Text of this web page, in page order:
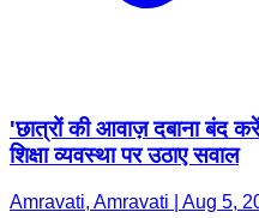
'छात्रों की आवाज़ दबाना बंद
शिक्षा व्यवस्था पर उठाए सवाल
Amravati, Amravati | Aug 5,